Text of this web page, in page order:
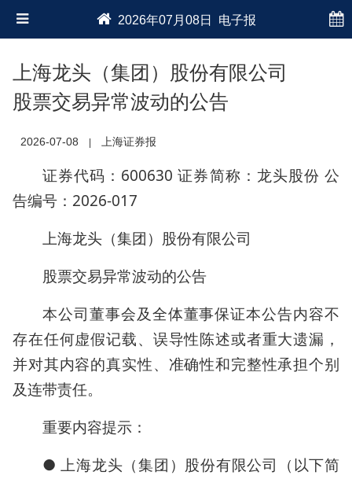
2026年07月08日 电子报
上海龙头（集团）股份有限公司
股票交易异常波动的公告
2026-07-08 上海证券报
证券代码：600630 证券简称：龙头股份 公
告编号：2026-017
上海龙头（集团）股份有限公司
股票交易异常波动的公告
本公司董事会及全体董事保证本公告内容不
存在任何虚假记载、误导性陈述或者重大遗漏，
并对其内容的真实性、准确性和完整性承担个别
及连带责任。
重要内容提示：
● 上海龙头（集团）股份有限公司（以下简